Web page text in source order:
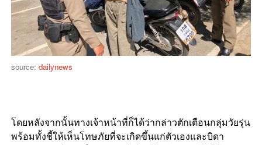
source: dailynews
โดยหลังจากนั้นทางเจ้าหน้าที่ก็ได้ว่ากล่าวตักเตือนกลุ่มวัยรุ่น
พร้อมทั้งชี้ให้เห็นโทษภัยที่จะเกิดขึ้นแก่ตัวเองและบิดา